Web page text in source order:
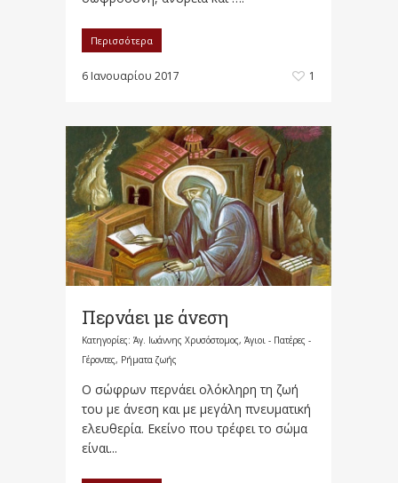
Περισσότερα
6 Ιανουαρίου 2017 1
Περνάει με άνεση
Κατηγορίες: Άγ. Ιωάννης Χρυσόστομος, Άγιοι - Πατέρες -
Γέροντες, Ρήματα ζωής
Ο σώφρων περνάει ολόκληρη τη ζωή
του με άνεση και με μεγάλη πνευματική
ελευθερία. Εκείνο που τρέφει το σώμα
είναι...